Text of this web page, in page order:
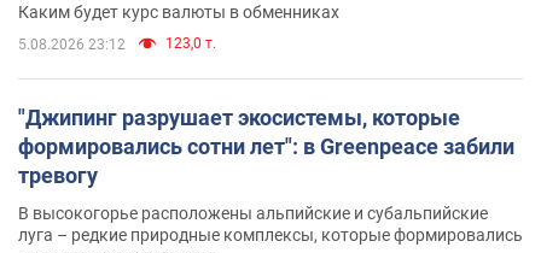
Каким будет курс валюты в обменниках
5.08.2026 23:12 123,0 т.
"Джипинг разрушает экосистемы, которые
формировались сотни лет": в Greenpeace забили
тревогу
В высокогорье расположены альпийские и субальпийские
луга – редкие природные комплексы, которые формировались